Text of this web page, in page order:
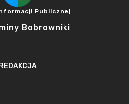
Publicznej
Bobrowniki
REDAKCJA
.